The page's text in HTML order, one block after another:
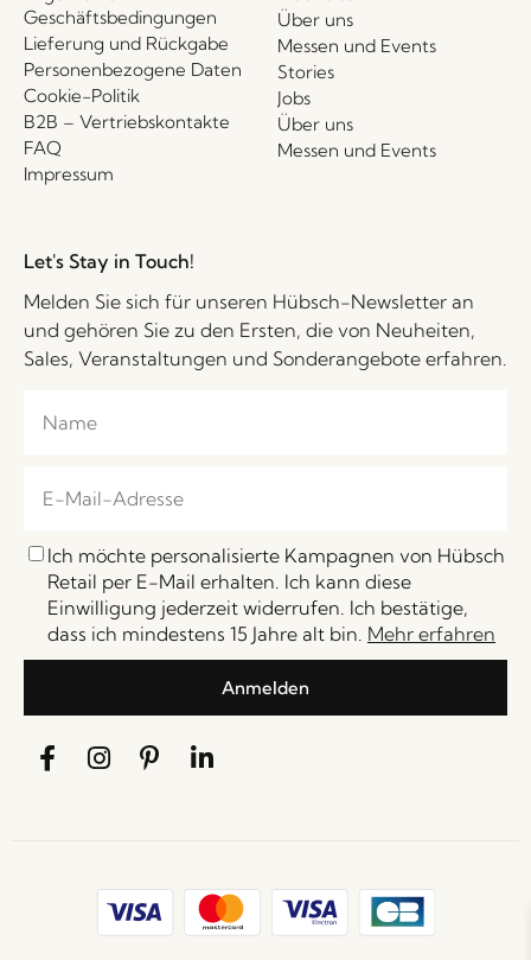
Geschäftsbedingungen
Lieferung und Rückgabe
Personenbezogene Daten
Cookie-Politik
B2B – Vertriebskontakte
FAQ
Impressum
Über uns
Messen und Events
Stories
Jobs
Über uns
Messen und Events
Let's Stay in Touch!
Melden Sie sich für unseren Hübsch-Newsletter an
und gehören Sie zu den Ersten, die von Neuheiten,
Sales, Veranstaltungen und Sonderangebote erfahren.
Ich möchte personalisierte Kampagnen von Hübsch
Retail per E-Mail erhalten. Ich kann diese
Einwilligung jederzeit widerrufen. Ich bestätige,
dass ich mindestens 15 Jahre alt bin. Mehr erfahren
Anmelden